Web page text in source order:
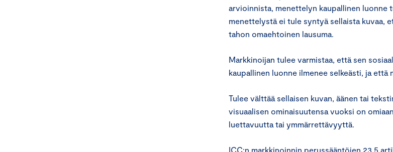
arvioinnista, menettelyn kaupallinen luonne
menettelystä ei tule syntyä sellaista kuvaa,
tahon omaehtoinen lausuma.
Markkinoijan tulee varmistaa, että sen
kaupallinen luonne ilmenee selkeästi, ja että
Tulee välttää sellaisen kuvan, äänen tai
visuaalisen ominaisuutensa vuoksi on
luettavuutta tai ymmärrettävyyttä.
ICC:n markkinoinnin perussääntöjen 23.5